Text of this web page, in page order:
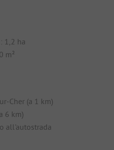
1,2 ha
m²
Cher (a 1 km)
6 km)
all'autostrada